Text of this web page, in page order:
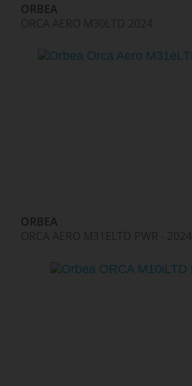
ORBEA
ORCA AERO M30LTD 2024
ORBEA
ORCA AERO M31ELTD PWR - 2024